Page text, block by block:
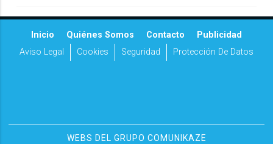
Inicio Quiénes Somos Contacto
Publicidad
Aviso Legal
Cookies Seguridad Protección De Datos
WEBS DEL GRUPO COMUNIKAZE